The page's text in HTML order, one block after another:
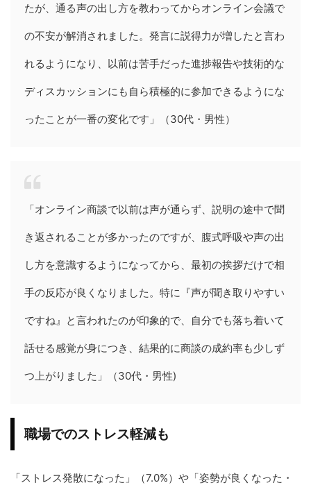
たが、通る声の出し方を教わってからオンライン会議で
の不安が解消されました。発言に説得力が増したと言わ
れるようになり、以前は苦手だった進捗報告や技術的な
ディスカッションにも自ら積極的に参加できるようにな
ったことが一番の変化です」（30代・男性）
「オンライン商談で以前は声が通らず、説明の途中で聞
き返されることが多かったのですが、腹式呼吸や声の出
し方を意識するようになってから、最初の挨拶だけで相
手の反応が良くなりました。特に『声が聞き取りやすい
ですね』と言われたのが印象的で、自分でも落ち着いて
話せる感覚が身につき、結果的に商談の成約率も少しず
つ上がりました」（30代・男性)
職場でのストレス軽減も
「ストレス発散になった」（7.0%）や「姿勢が良くなった・